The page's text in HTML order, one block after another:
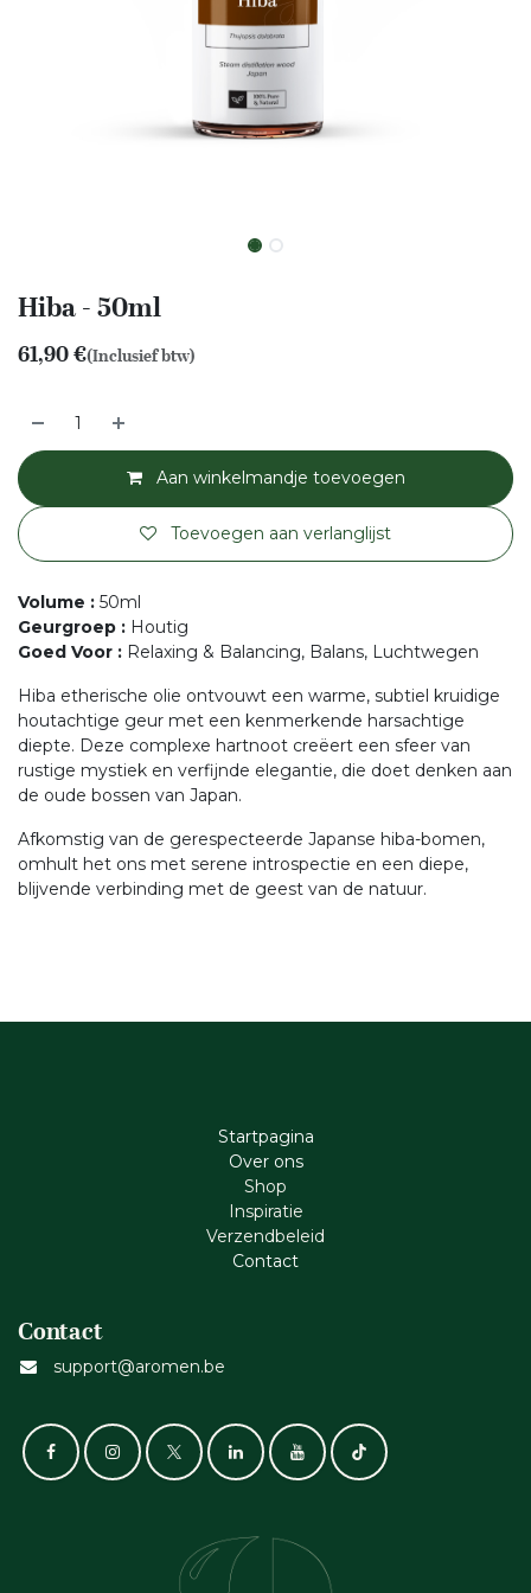
Hiba - 50ml
61,90€(Inclusief btw)
Aan winkelmandje toevoegen
Toevoegen aan verlanglijst
Volume : 50ml
Geurgroep : Houtig
Goed Voor : Relaxing & Balancing, Balans, Luchtwegen
Hiba etherische olie ontvouwt een warme, subtiel kruidige
houtachtige geur met een kenmerkende harsachtige
diepte. Deze complexe hartnoot creëert een sfeer van
rustige mystiek en verfijnde elegantie, die doet denken aan
de oude bossen van Japan.
Afkomstig van de gerespecteerde Japanse hiba-bomen,
omhult het ons met serene introspectie en een diepe,
blijvende verbinding met de geest van de natuur.
Startpagina
Ove​r​ ons
Shop
Inspiratie
Verzendbeleid
Cont​act
Contact
support@aromen.be